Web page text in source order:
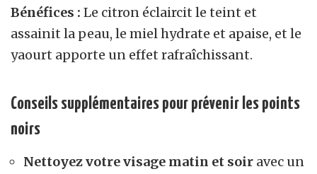
Bénéfices : Le citron éclaircit le teint et
assainit la peau, le miel hydrate et apaise, et le
yaourt apporte un effet rafraîchissant.
Conseils supplémentaires pour prévenir les points
noirs
Nettoyez votre visage matin et soir avec un